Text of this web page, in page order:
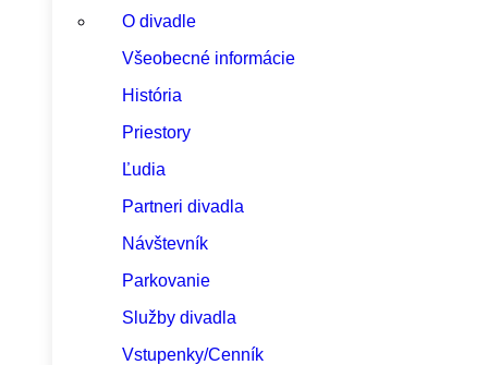
O divadle
Všeobecné informácie
História
Priestory
Ľudia
Partneri divadla
Návštevník
Parkovanie
Služby divadla
Vstupenky/Cenník